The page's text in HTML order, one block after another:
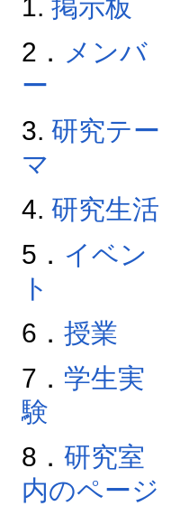
1. 掲示板
2． メンバ
ー
3. 研究テー
マ
4. 研究生活
5． イベン
ト
6． 授業
7． 学生実
験
8． 研究室
内のページ